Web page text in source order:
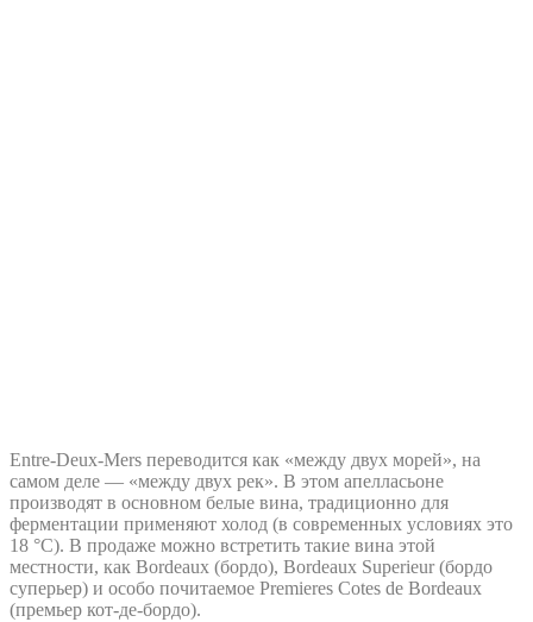
Entre-Deux-Mers переводится как «между двух морей», на
самом деле — «между двух рек». В этом апелласьоне
производят в основном белые вина, традиционно для
ферментации применяют холод (в современных условиях это
18 °С). В продаже можно встретить такие вина этой
местности, как Bordeaux (бордо), Bordeaux Superieur (бордо
суперьер) и особо почитаемое Premieres Cotes de Bordeaux
(премьер кот-де-бордо).